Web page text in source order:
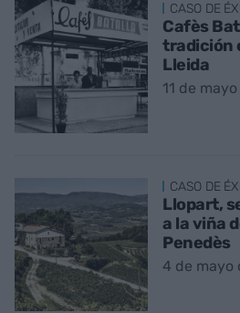
CASO DE
Cafès
tradición
Lleida
11 de
CASO DE
Llopart,
a la viña
Penedès
4 de mayo